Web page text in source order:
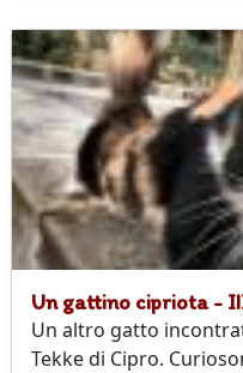
Un gattino cipriota -
Un altro gatto
Tekke di Cipro.